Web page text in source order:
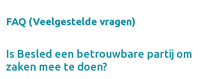
FAQ (Veelgestelde vragen)
Is Besled een betrouwbare partij om
zaken mee te doen?